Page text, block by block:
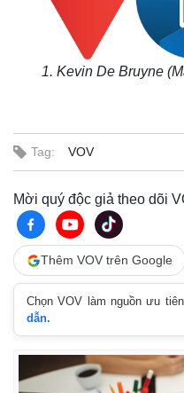
Vụ án
Tin nóng
Tư vấn luật
1. Kevin De Bruyne
Tag: VOV
Mời quý độc giả theo dõi
Thêm VOV trên Google
Chọn VOV làm nguồn ưu
dẫn.